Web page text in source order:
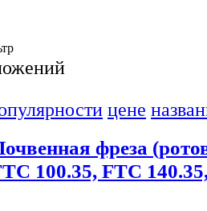
цене
фреза
100.35, FTC